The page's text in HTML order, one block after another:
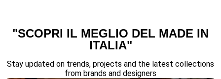
"SCOPRI IL MEGLIO DEL MADE IN
ITALIA"
Stay updated on trends, projects and the latest collections
from brands and designers